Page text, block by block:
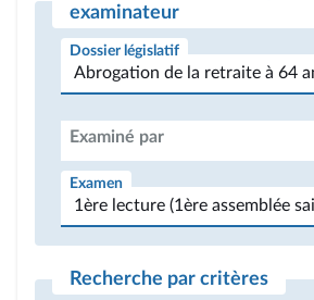
examinateur
Dossier législatif
Examiné par
Examen
Recherche par critères